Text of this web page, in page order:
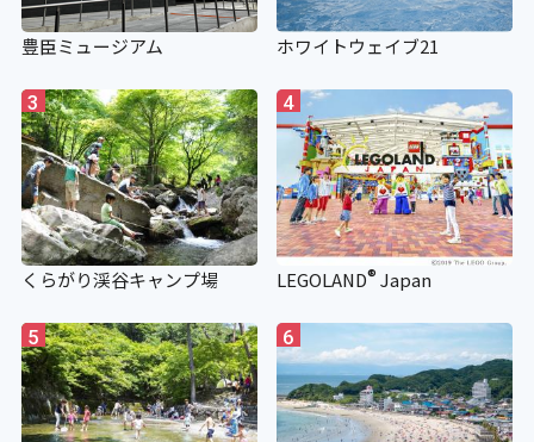
〇
階段手すり点字シート
×
視覚障がい者誘導用ブロック
〇
豊臣ミュージアム ホワイトウェイブ21
3
くらがり渓谷キャンプ場
4
LEGOLAND®Japan
5 6